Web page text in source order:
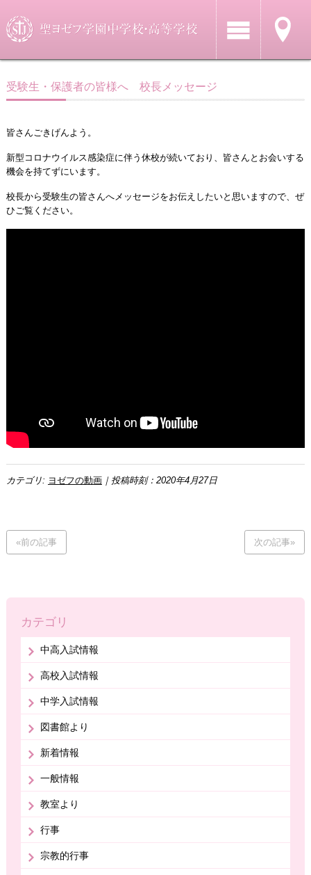
受験生・保護者の皆様へ 校長メッセージ
皆さんごきげんよう。
新型コロナウイルス感染症に伴う休校が続いており、皆さんとお会いする
機会を持てずにいます。
校長から受験生の皆さんへメッセージをお伝えしたいと思いますので、ぜ
ひご覧ください。
カテゴリ: ヨゼフの動画｜投稿時刻：2020年4月27日
«前の記事 次の記事»
カテゴリ
中高入試情報
高校入試情報
中学入試情報
図書館より
新着情報
一般情報
教室より
行事
宗教的行事